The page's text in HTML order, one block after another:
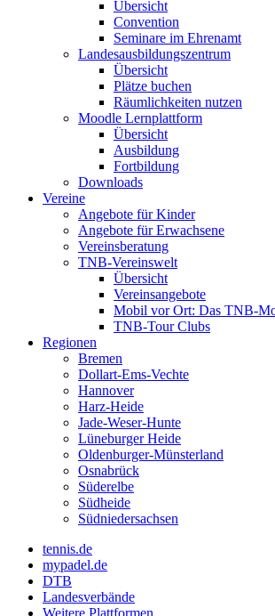
Übersicht
Convention
Seminare im Ehrenamt
Landesausbildungszentrum
Übersicht
Plätze buchen
Räumlichkeiten nutzen
Moodle Lernplattform
Übersicht
Ausbildung
Fortbildung
Downloads
Vereine
Angebote für Kinder
Angebote für Erwachsene
Vereinsberatung
TNB-Vereinswelt
Übersicht
Vereinsangebote
Mobil vor Ort: Das TNB-
TNB-Tour Clubs
Regionen
Bremen
Dollart-Ems-Vechte
Hannover
Harz-Heide
Jade-Weser-Hunte
Lüneburger Heide
Oldenburger-Münsterland
Osnabrück
Süderelbe
Südheide
Südniedersachsen
tennis.de
mypadel.de
DTB
Landesverbände
Weitere Plattformen